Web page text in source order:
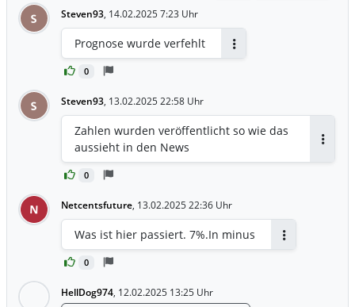
S Steven93, 14.02.2025 7:23 Uhr
0
Prognose wurde verfehlt
S Steven93, 13.02.2025 22:58 Uhr
0
Zahlen wurden veröffentlicht so wie das
aussieht in den News
N Netcentsfuture, 13.02.2025 22:36 Uhr
0
Was ist hier passiert. 7%.In minus
HellDog974, 12.02.2025 13:25 Uhr